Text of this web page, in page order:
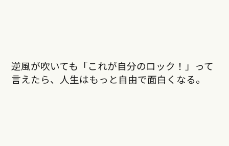
逆風が吹いても「これが自分のロック！」って
言えたら、人生はもっと自由で面白くなる。